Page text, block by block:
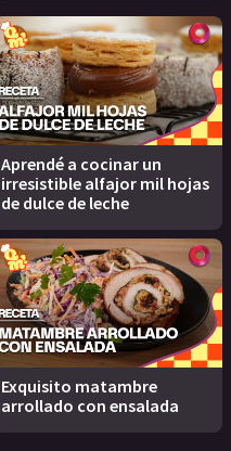
Aprendé a cocinar un
irresistible alfajor mil hojas
de dulce de leche
Exquisito matambre
arrollado con ensalada